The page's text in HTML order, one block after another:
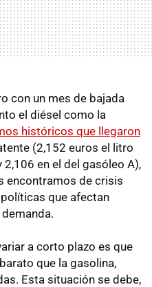
con un mes de bajada
el diésel como la
históricos que llegaron
(2,152 euros el litro
en el del gasóleo A),
encontramos de crisis
que afectan
a corto plazo es que
que la gasolina,
Esta situación se debe,